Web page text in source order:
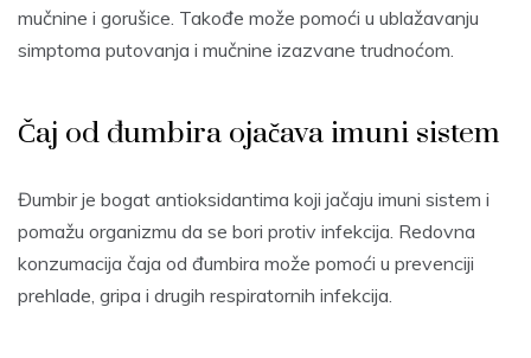
mučnine i gorušice. Takođe može pomoći u ublažavanju
simptoma putovanja i mučnine izazvane trudnoćom.
Čaj od đumbira ojačava imuni sistem
Đumbir je bogat antioksidantima koji jačaju imuni sistem i
pomažu organizmu da se bori protiv infekcija. Redovna
konzumacija čaja od đumbira može pomoći u prevenciji
prehlade, gripa i drugih respiratornih infekcija.